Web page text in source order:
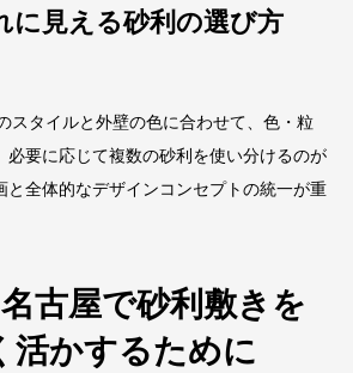
に見える砂利の選び方
スタイルと外壁の色に合わせて、色・粒
必要に応じて複数の砂利を使い分けるのが
と全体的なデザインコンセプトの統一が重
古屋で砂利敷きを
活かするために